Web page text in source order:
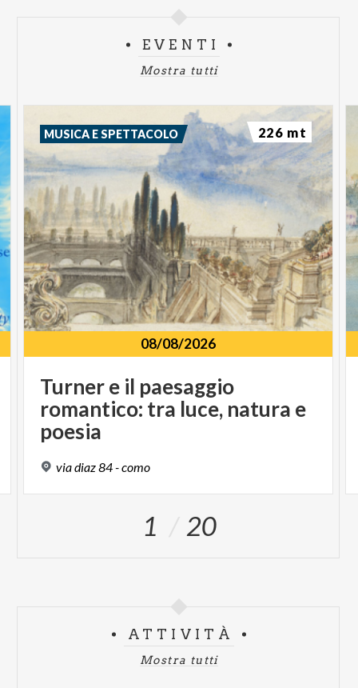
EVENTI
Mostra tutti
08/08/2026
Turner e il paesaggio
romantico: tra luce, natura e
poesia
viadiaz84-como
MUSICA E SPETTACOLO 226 mt
1 20
ATTIVITÀ
Mostra tutti